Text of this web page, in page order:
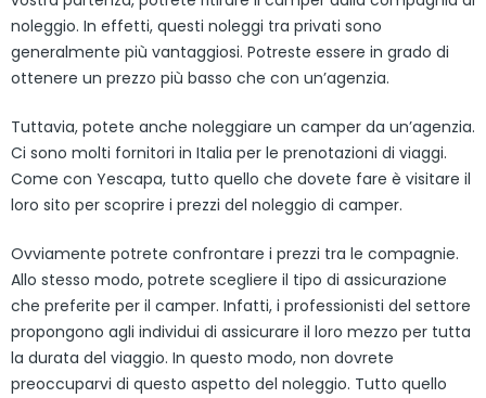
noleggio. In effetti, questi noleggi tra privati sono
generalmente più vantaggiosi. Potreste essere in grado di
ottenere un prezzo più basso che con un’agenzia.
Tuttavia, potete anche noleggiare un camper da un’agenzia.
Ci sono molti fornitori in Italia per le prenotazioni di viaggi.
Come con Yescapa, tutto quello che dovete fare è visitare il
loro sito per scoprire i prezzi del noleggio di camper.
Ovviamente potrete confrontare i prezzi tra le compagnie.
Allo stesso modo, potrete scegliere il tipo di assicurazione
che preferite per il camper. Infatti, i professionisti del settore
propongono agli individui di assicurare il loro mezzo per tutta
la durata del viaggio. In questo modo, non dovrete
preoccuparvi di questo aspetto del noleggio. Tutto quello